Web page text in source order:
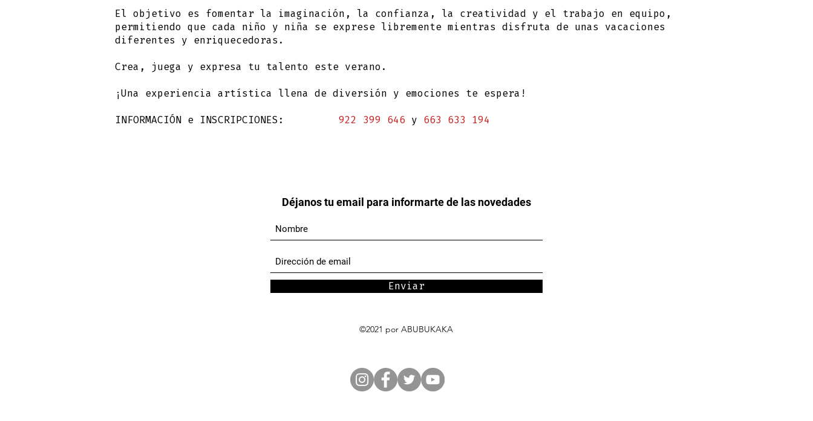
El objetivo es fomentar la imaginación, la confianza, la creatividad y el trabajo en equipo,
permitiendo que cada niño y niña se exprese libremente mientras disfruta de unas vacaciones
diferentes y enriquecedoras.
Crea, juega y expresa tu talento este verano.
¡Una experiencia artística llena de diversión y emociones te espera!
INFORMACIÓN e INSCRIPCIONES: 922 399 646 y 663 633 194
Déjanos tu email para informarte de las novedades
Enviar
©2021 por ABUBUKAKA